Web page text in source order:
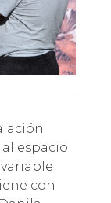
espacio
con